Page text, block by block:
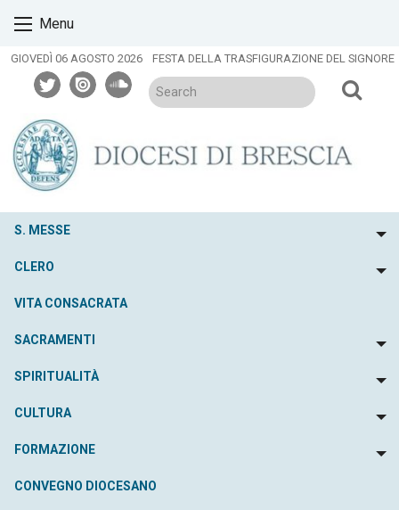
content
Menu
GIOVEDÌ 06 AGOSTO 2026 FESTA DELLA TRASFIGURAZIONE DEL SIGNORE
twitterissuusoundcloud
S. MESSE
CLERO
VITA CONSACRATA
SACRAMENTI
SPIRITUALITÀ
CULTURA
FORMAZIONE
CONVEGNO DIOCESANO